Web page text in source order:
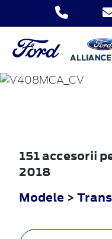
151 accesorii
2018
Modele >